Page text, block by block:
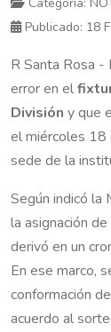
Publicado: 18
R Santa Rosa -
error en el
División y que
el miércoles 18
sede de la
Según indicó la
la asignación
derivó en un
En ese marco,
conformación
acuerdo al